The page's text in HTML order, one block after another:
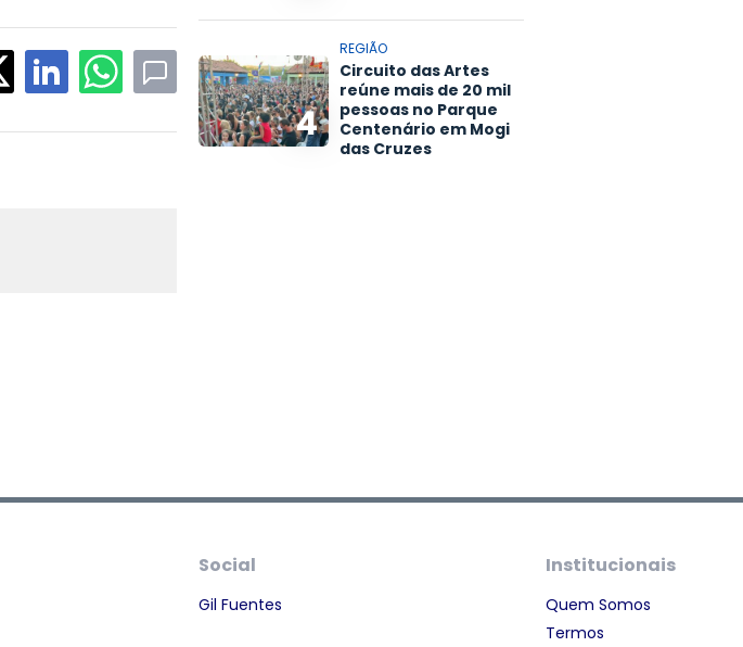
4
REGIÃO
Circuito das Artes
reúne mais de 20 mil
pessoas no Parque
Centenário em Mogi
das Cruzes
Social
Gil Fuentes
Institucionais
Quem Somos
Termos